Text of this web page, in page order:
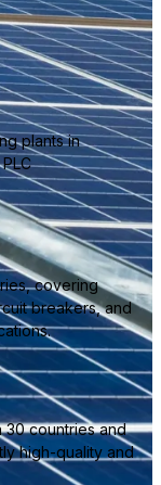
plants in
covering
breakers, and
30 countries and
high-quality and